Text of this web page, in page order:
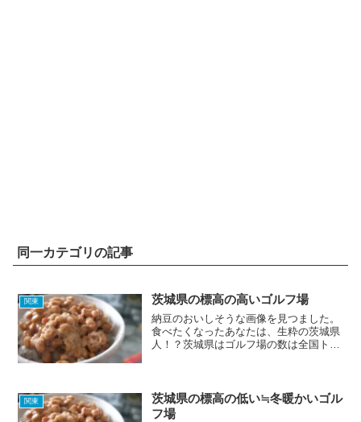
同一カテゴリの記事
関東 茨城県の標高の高いゴルフ場
納豆のおいしそうな画像を見つました。
食べたくなったあなたは、生粋の茨城県
人！？茨城県はゴルフ場の数は全国トッ
夏に涼しくゴルフがしたく...
関東
茨城県の標高の低い≒冬暖かいゴル
フ場